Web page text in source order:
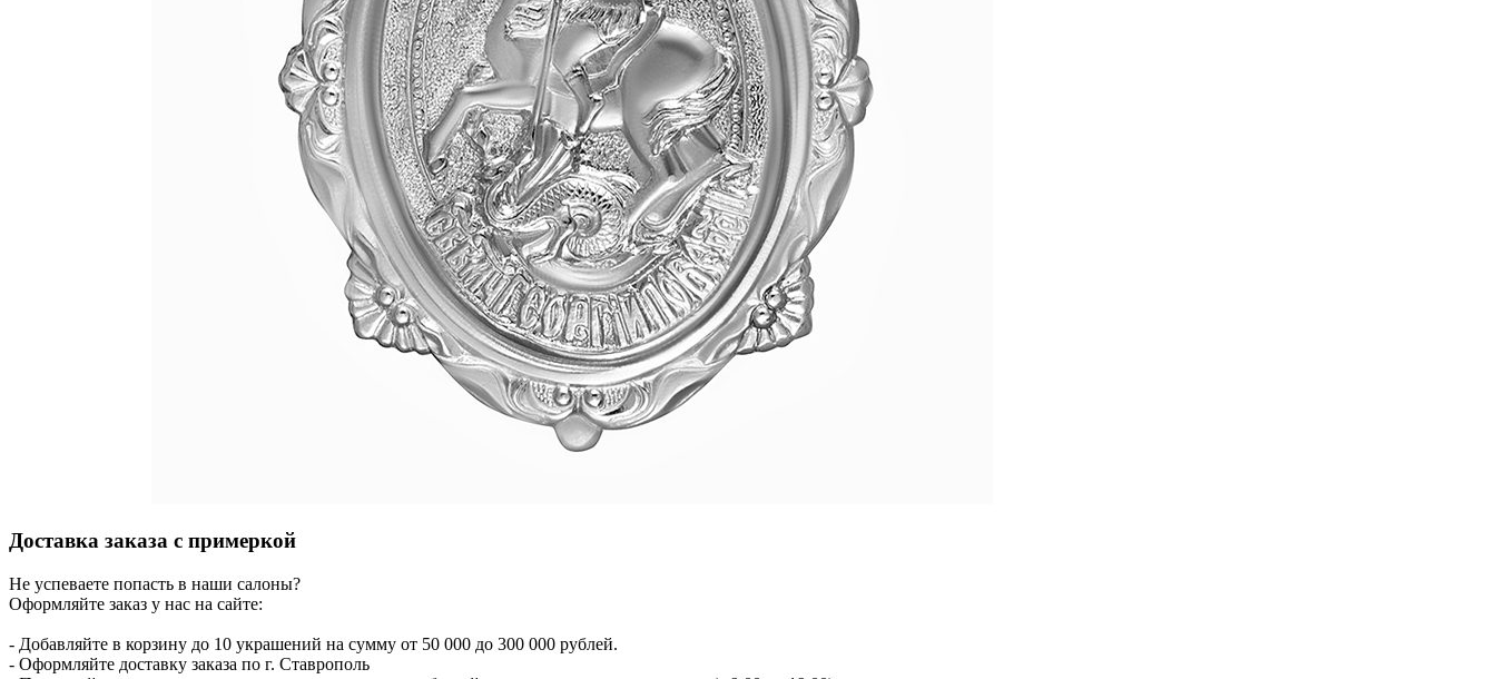
Доставка заказа с примеркой
Не успеваете попасть в наши салоны?
Оформляйте заказ у нас на сайте:
- Добавляйте в корзину до 10 украшений на сумму от 50 000 до 300 000 рублей.
- Оформляйте доставку заказа по г. Ставрополь